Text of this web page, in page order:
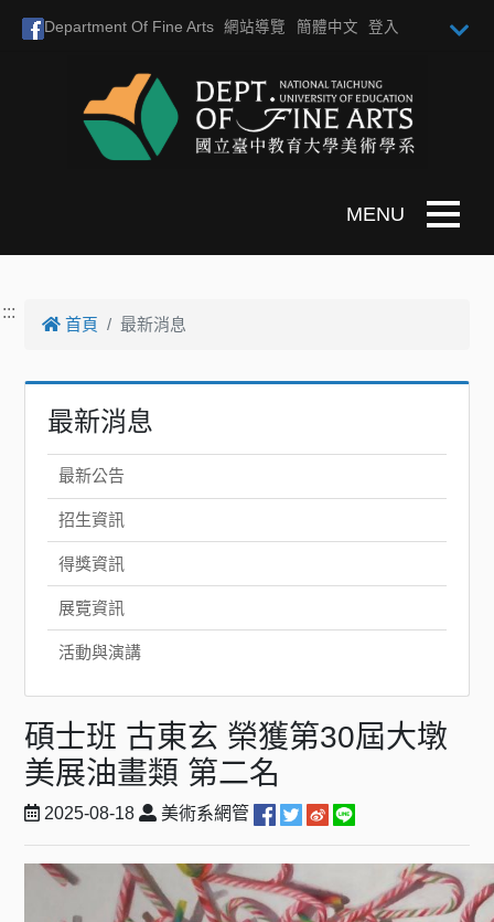
Department Of Fine Arts 網站導覽 簡體中文 登入
Toggle
:::
首頁 最新消息
最新消息
最新公告
招生資訊
得獎資訊
展覽資訊
活動與演講
碩士班 古東玄 榮獲第30屆大墩
美展油畫類 第二名
2025-08-18 美術系網管